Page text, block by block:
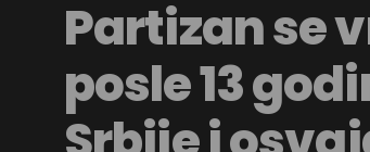
Partizan se
posle 13